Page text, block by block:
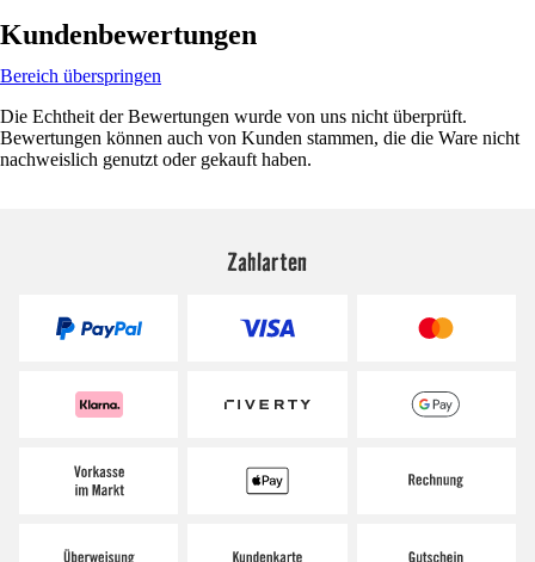
Kundenbewertungen
Bereich überspringen
Die Echtheit der Bewertungen wurde von uns nicht überprüft.
Bewertungen können auch von Kunden stammen, die die Ware nicht
nachweislich genutzt oder gekauft haben.
Zahlarten